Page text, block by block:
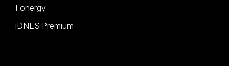
Fonergy
iDNES Premium